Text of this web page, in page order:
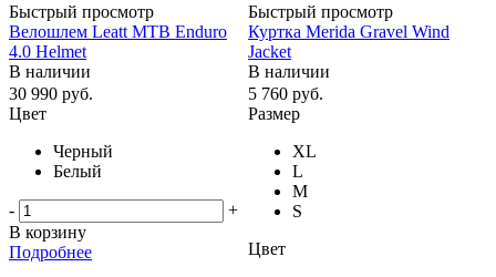
Быстрый просмотр
Велошлем Leatt MTB Enduro
4.0 Helmet
В наличии
30 990 руб.
Цвет
Черный
Белый
-
+
В корзину
Подробнее
Быстрый просмотр
Куртка Merida Gravel Wind
Jacket
В наличии
5 760 руб.
Размер
XL
L
M
S
Цвет